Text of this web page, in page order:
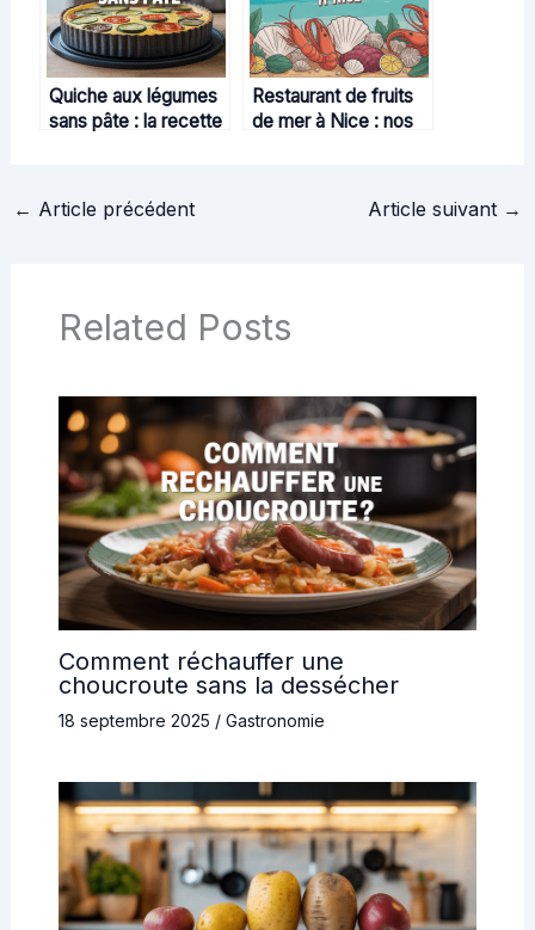
Quiche aux légumes
sans pâte : la recette
Restaurant de fruits
de mer à Nice : nos
← Article précédent Article suivant →
Related Posts
Comment réchauffer une
choucroute sans la dessécher
18 septembre 2025 / Gastronomie